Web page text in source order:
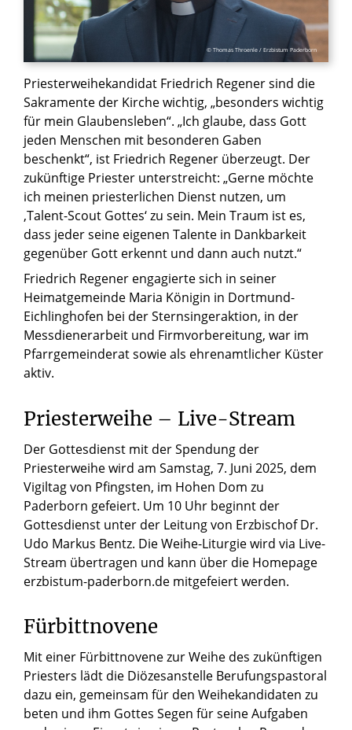
© Thomas Throenle / Erzbistum Paderborn
Priesterweihekandidat Friedrich Regener sind die
Sakramente der Kirche wichtig, „besonders wichtig
für mein Glaubensleben“. „Ich glaube, dass Gott
jeden Menschen mit besonderen Gaben
beschenkt“, ist Friedrich Regener überzeugt. Der
zukünftige Priester unterstreicht: „Gerne möchte
ich meinen priesterlichen Dienst nutzen, um
‚Talent-Scout Gottes‘ zu sein. Mein Traum ist es,
dass jeder seine eigenen Talente in Dankbarkeit
gegenüber Gott erkennt und dann auch nutzt.“
Friedrich Regener engagierte sich in seiner
Heimatgemeinde Maria Königin in Dortmund-
Eichlinghofen bei der Sternsingeraktion, in der
Messdienerarbeit und Firmvorbereitung, war im
Pfarrgemeinderat sowie als ehrenamtlicher Küster
aktiv.
Priesterweihe – Live-Stream
Der Gottesdienst mit der Spendung der
Priesterweihe wird am Samstag, 7. Juni 2025, dem
Vigiltag von Pfingsten, im Hohen Dom zu
Paderborn gefeiert. Um 10 Uhr beginnt der
Gottesdienst unter der Leitung von Erzbischof Dr.
Udo Markus Bentz. Die Weihe-Liturgie wird via Live-
Stream übertragen und kann über die Homepage
erzbistum-paderborn.de mitgefeiert werden.
Fürbittnovene
Mit einer Fürbittnovene zur Weihe des zukünftigen
Priesters lädt die Diözesanstelle Berufungspastoral
dazu ein, gemeinsam für den Weihekandidaten zu
beten und ihm Gottes Segen für seine Aufgaben